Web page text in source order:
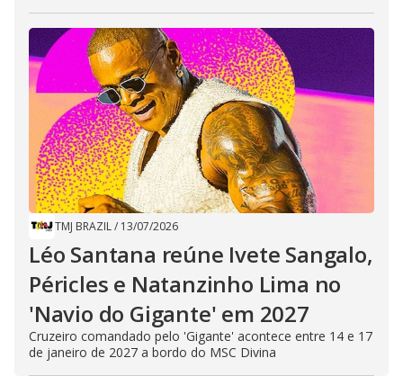
TMJ BRAZIL/ 13/07/2026
Léo Santana reúne Ivete Sangalo,
Péricles e Natanzinho Lima no
'Navio do Gigante' em 2027
Cruzeiro comandado pelo 'Gigante' acontece entre 14 e 17
de janeiro de 2027 a bordo do MSC Divina